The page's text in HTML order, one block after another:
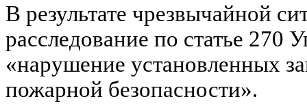
В результате чрезвычайной
расследование по статье 270
«нарушение установленных
пожарной безопасности».